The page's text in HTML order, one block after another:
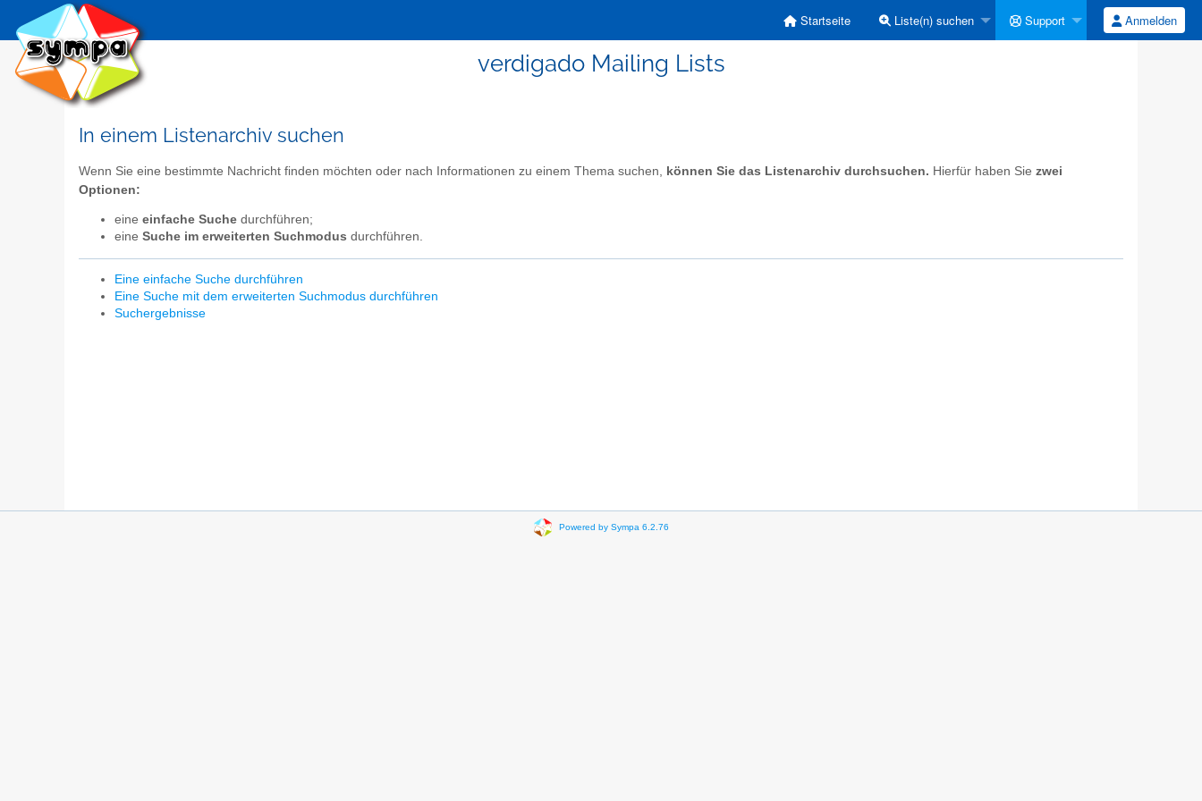
Startseite Liste(n) suchen Support Anmelden
verdigado Mailing Lists
In einem Listenarchiv suchen
Wenn Sie eine bestimmte Nachricht finden möchten oder nach Informationen zu einem Thema suchen, können Sie das Listenarchiv durchsuchen. Hierfür haben Sie zwei
Optionen:
eine einfache Suche durchführen;
eine Suche im erweiterten Suchmodus durchführen.
Eine einfache Suche durchführen
Eine Suche mit dem erweiterten Suchmodus durchführen
Suchergebnisse
Powered by Sympa 6.2.76